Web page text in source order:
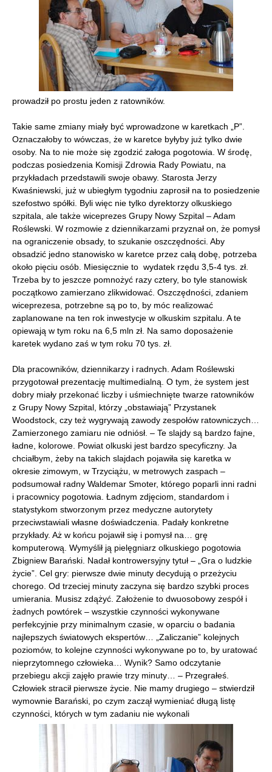
prowadził po prostu jeden z ratowników.
Takie same zmiany miały być wprowadzone w karetkach „P”.
Oznaczałoby to wówczas, że w karetce byłyby już tylko dwie
osoby. Na to nie może się zgodzić załoga pogotowia. W środę,
podczas posiedzenia Komisji Zdrowia Rady Powiatu, na
przykładach przedstawili swoje obawy. Starosta Jerzy
Kwaśniewski, już w ubiegłym tygodniu zaprosił na to posiedzenie
szefostwo spółki. Byli więc nie tylko dyrektorzy olkuskiego
szpitala, ale także wiceprezes Grupy Nowy Szpital – Adam
Roślewski. W rozmowie z dziennikarzami przyznał on, że pomysł
na ograniczenie obsady, to szukanie oszczędności. Aby
obsadzić jedno stanowisko w karetce przez całą dobę, potrzeba
około pięciu osób. Miesięcznie to wydatek rzędu 3,5-4 tys. zł.
Trzeba by to jeszcze pomnożyć razy cztery, bo tyle stanowisk
początkowo zamierzano zlikwidować. Oszczędności, zdaniem
wiceprezesa, potrzebne są po to, by móc realizować
zaplanowane na ten rok inwestycje w olkuskim szpitalu. A te
opiewają w tym roku na 6,5 mln zł. Na samo doposażenie
karetek wydano zaś w tym roku 70 tys. zł.
Dla pracowników, dziennikarzy i radnych. Adam Roślewski
przygotował prezentację multimedialną. O tym, że system jest
dobry miały przekonać liczby i uśmiechnięte twarze ratowników
z Grupy Nowy Szpital, którzy „obstawiają” Przystanek
Woodstock, czy też wygrywają zawody zespołów ratowniczych…
Zamierzonego zamiaru nie odniósł. – Te slajdy są bardzo fajne,
ładne, kolorowe. Powiat olkuski jest bardzo specyficzny. Ja
chciałbym, żeby na takich slajdach pojawiła się karetka w
okresie zimowym, w Trzyciążu, w metrowych zaspach –
podsumował radny Waldemar Smoter, którego poparli inni radni
i pracownicy pogotowia. Ładnym zdjęciom, standardom i
statystykom stworzonym przez medyczne autorytety
przeciwstawiali własne doświadczenia. Padały konkretne
przykłady. Aż w końcu pojawił się i pomysł na… grę
komputerową. Wymyślił ją pielęgniarz olkuskiego pogotowia
Zbigniew Barański. Nadał kontrowersyjny tytuł – „Gra o ludzkie
życie”. Cel gry: pierwsze dwie minuty decydują o przeżyciu
chorego. Od trzeciej minuty zaczyna się bardzo szybki proces
umierania. Musisz zdążyć. Założenie to dwuosobowy zespół i
żadnych powtórek – wszystkie czynności wykonywane
perfekcyjnie przy minimalnym czasie, w oparciu o badania
najlepszych światowych ekspertów… „Zaliczanie” kolejnych
poziomów, to kolejne czynności wykonywane po to, by uratować
nieprzytomnego człowieka… Wynik? Samo odczytanie
przebiegu akcji zajęło prawie trzy minuty… – Przegrałeś.
Człowiek stracił pierwsze życie. Nie mamy drugiego – stwierdził
wymownie Barański, po czym zaczął wymieniać długą listę
czynności, których w tym zadaniu nie wykonali